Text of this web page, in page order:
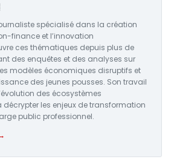
spécialisé dans la création
finance et l’innovation
ces thématiques depuis plus de
des enquêtes et des analyses sur
modèles économiques disruptifs et
des jeunes pousses. Son travail
des écosystèmes
décrypter les enjeux de transformation
public professionnel.